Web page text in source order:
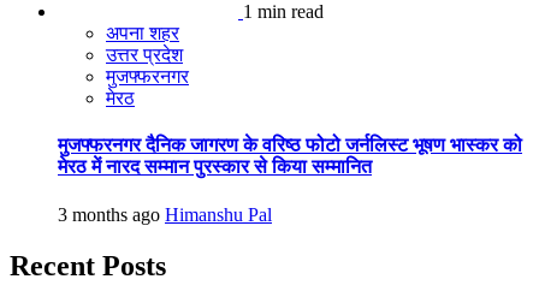
1 min read
अपना शहर
उत्तर प्रदेश
मुजफ्फरनगर
मेरठ
मुजफ्फरनगर दैनिक जागरण के वरिष्ठ फोटो जर्नलिस्ट भूषण भास्कर को
मेरठ में नारद सम्मान पुरस्कार से किया सम्मानित
3 months ago Himanshu Pal
Recent Posts